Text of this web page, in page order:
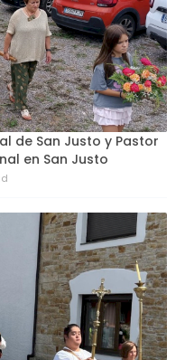
de San Justo y Pastor
en San Justo